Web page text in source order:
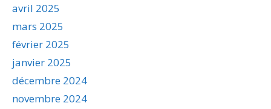
avril 2025
mars 2025
février 2025
janvier 2025
décembre 2024
novembre 2024